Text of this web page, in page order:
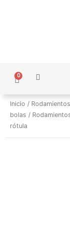
0
Carrito
Inicio /
bolas /
rótula